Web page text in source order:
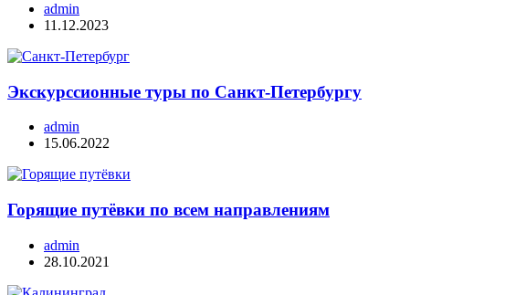
admin
11.12.2023
Экскурссионные туры по Санкт-Петербургу
admin
15.06.2022
Горящие путёвки по всем направлениям
admin
28.10.2021